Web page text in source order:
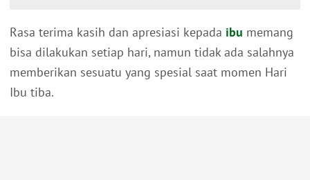
Rasa terima kasih dan apresiasi kepada ibu memang
bisa dilakukan setiap hari, namun tidak ada salahnya
memberikan sesuatu yang spesial saat momen Hari
Ibu tiba.